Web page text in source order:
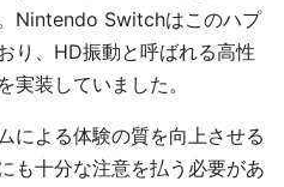
Nintendo Switchはこのハプ
り、HD振動と呼ばれる高性
実装していました。
による体験の質を向上させる
も十分な注意を払う必要があ